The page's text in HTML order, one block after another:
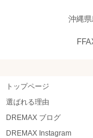
沖縄県
トップページ
選ばれる理由
DREMAX ブログ
DREMAX Instagram